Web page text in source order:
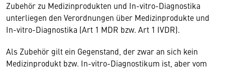
Zubehör zu Medizinprodukten und In-vitro-Diagnostika
unterliegen den Verordnungen über Medizinprodukte und
In-vitro-Diagnostika (Art 1 MDR bzw. Art 1 IVDR).
Als Zubehör gilt ein Gegenstand, der zwar an sich kein
Medizinprodukt bzw. In-vitro-Diagnostikum ist, aber vom